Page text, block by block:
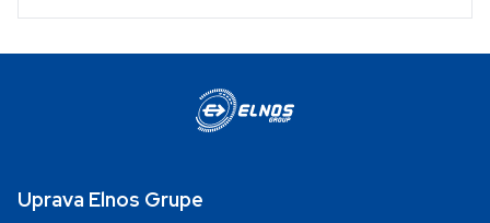
Uprava Elnos Grupe